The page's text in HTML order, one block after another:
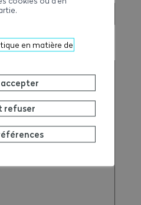
en matière de
refuser